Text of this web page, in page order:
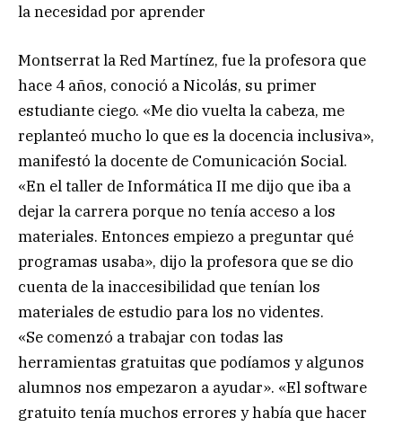
la necesidad por aprender
Montserrat la Red Martínez, fue la profesora que
hace 4 años, conoció a Nicolás, su primer
estudiante ciego. «Me dio vuelta la cabeza, me
replanteó mucho lo que es la docencia inclusiva»,
manifestó la docente de Comunicación Social.
«En el taller de Informática II me dijo que iba a
dejar la carrera porque no tenía acceso a los
materiales. Entonces empiezo a preguntar qué
programas usaba», dijo la profesora que se dio
cuenta de la inaccesibilidad que tenían los
materiales de estudio para los no videntes.
«Se comenzó a trabajar con todas las
herramientas gratuitas que podíamos y algunos
alumnos nos empezaron a ayudar». «El software
gratuito tenía muchos errores y había que hacer